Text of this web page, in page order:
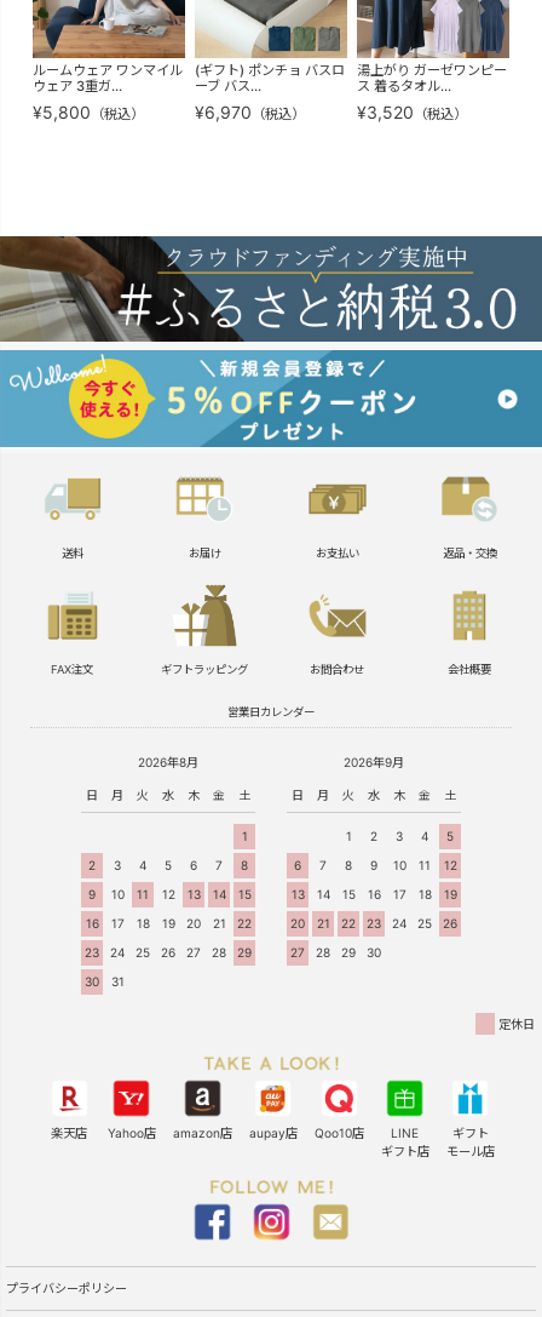
ルームウェア ワンマイル
ウェア 3重ガ...
¥5,800 （税込）
(ギフト) ポンチョ バスロ
ーブ バス...
¥6,970 （税込）
湯上がり ガーゼワンピー
ス 着るタオル...
¥3,520 （税込）
送料 お届け お支払い 返品・交換
FAX注文 ギフトラッピング お問合わせ 会社概要
営業日カレンダー
2026年8月
日 月 火 水 木 金 土
1
2
3 4 5 6 7
8
9
10 11 12 13 14
15
16
17 18 19 20 21
22
23
24 25 26 27 28
29
30
31
2026年9月
日 月 火 水 木 金 土
1 2 3 4
5
6
7 8 9 10 11
12
13
14 15 16 17 18
19
20
21 22 23 24 25
26
27
28 29 30
定休日
楽天店 Yahoo店 amazon店 aupay店 Qoo10店
LINE
ギフト店
ギフト
モール店
プライバシーポリシー